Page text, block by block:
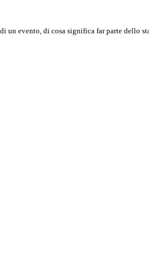
evento, di cosa significa far parte dello